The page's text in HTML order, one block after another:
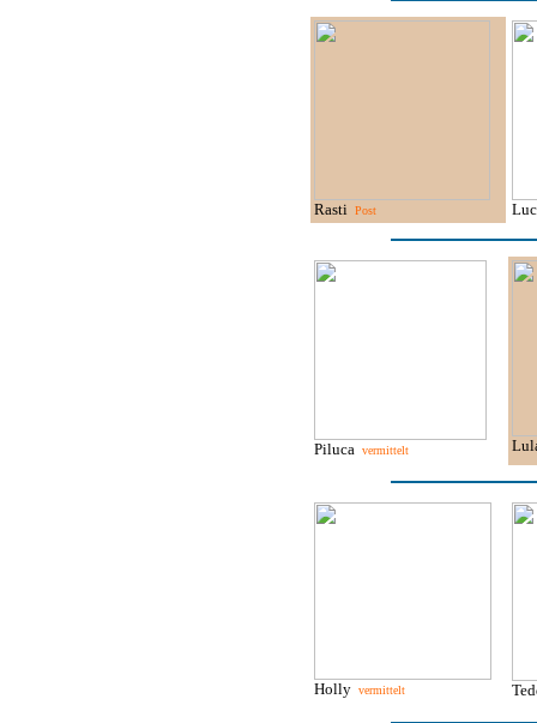
Rasti Post
Piluca vermittelt
Holly vermittelt